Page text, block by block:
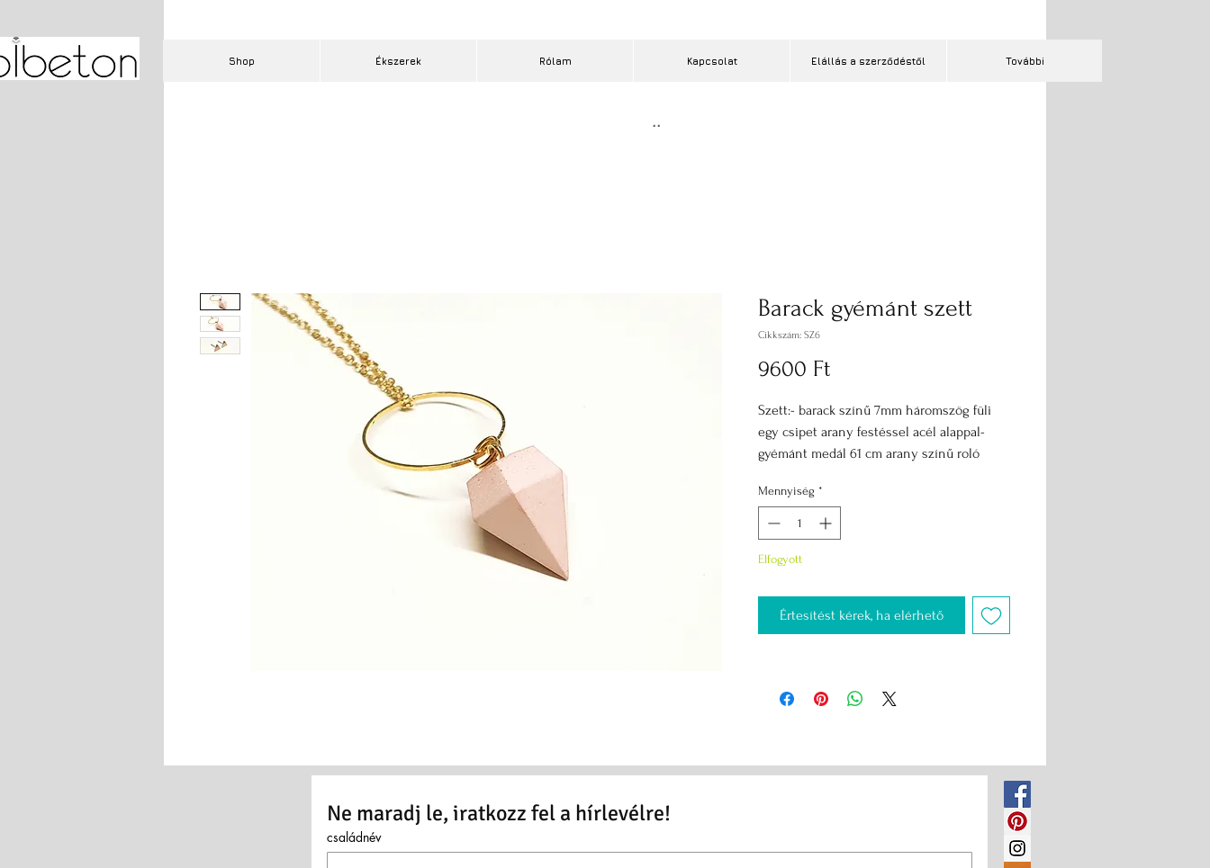
Shop Ékszerek Rólam Kapcsolat Elállás a szerződéstől További
..
Barack gyémánt szett
Cikkszám: SZ6
9600 FtÁr
Szett:- barack színű 7mm háromszög füli
egy csipet arany festéssel acél alappal-
gyémánt medál 61 cm arany színű roló
Mennyiség *
Elfogyott
Értesítést kérek, ha elérhető
Ne maradj le, iratkozz fel a hírlevélre!
családnév